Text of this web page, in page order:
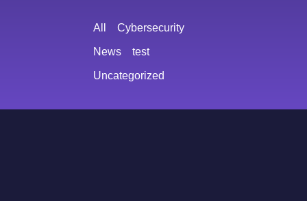
Cybersecurity
News test
Uncategorized
All